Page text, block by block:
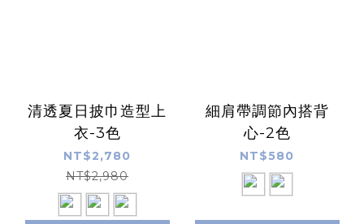
清透夏日披巾造型上
衣-3色
NT$2,780
NT$2,980
細肩帶調節內搭背
心-2色
NT$580